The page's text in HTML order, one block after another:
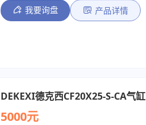
我要询盘 产品详情
DEKEXI德克西CF20X25-S-CA气缸
5000元